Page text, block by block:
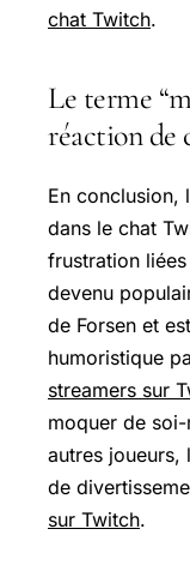
chat Twitch.
Le terme
réaction de
En conclusion,
dans le chat
frustration
devenu
de Forsen et
humoristique
streamers sur
moquer de
autres joueurs,
de
sur Twitch.